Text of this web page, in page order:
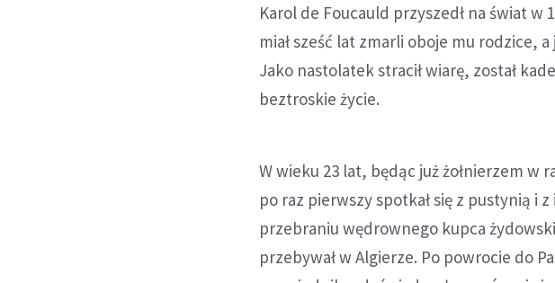
Karol de Foucauld przyszedł na świat
miał sześć lat zmarli oboje mu rodzice,
Jako nastolatek stracił wiarę, został
beztroskie życie.
W wieku 23 lat, będąc już żołnierzem
po raz pierwszy spotkał się z pustynią i
przebraniu wędrownego kupca
przebywał w Algierze. Po powrocie do